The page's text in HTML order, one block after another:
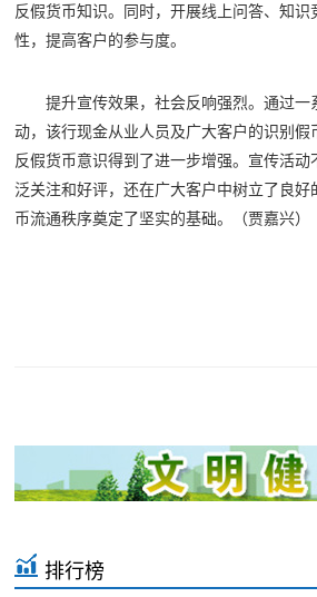
反假货币知识。同时，开展线上问答、知
性，提高客户的参与度。
提升宣传效果，社会反响强烈。通过一
动，该行现金从业人员及广大客户的识别假
反假货币意识得到了进一步增强。宣传活
泛关注和好评，还在广大客户中树立了良
币流通秩序奠定了坚实的基础。（贾嘉兴）
排行榜